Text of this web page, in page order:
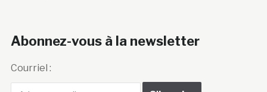
Abonnez-vous à la newsletter
Courriel :